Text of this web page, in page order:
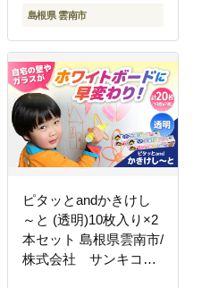
島根県 雲南市
ピタッとandかきけし
～と (透明)10枚入り×2
本セット 島根県雲南市/
株式会社 サンキコー